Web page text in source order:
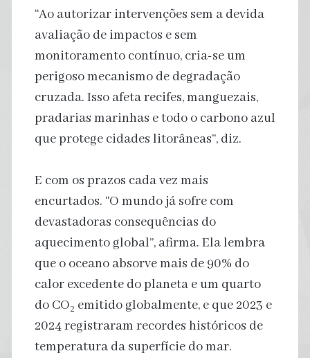
“Ao autorizar intervenções sem a devida
avaliação de impactos e sem
monitoramento contínuo, cria-se um
perigoso mecanismo de degradação
cruzada. Isso afeta recifes, manguezais,
pradarias marinhas e todo o carbono azul
que protege cidades litorâneas”, diz.
E com os prazos cada vez mais
encurtados. “O mundo já sofre com
devastadoras consequências do
aquecimento global”, afirma. Ela lembra
que o oceano absorve mais de 90% do
calor excedente do planeta e um quarto
do CO₂ emitido globalmente, e que 2023 e
2024 registraram recordes históricos de
temperatura da superfície do mar.